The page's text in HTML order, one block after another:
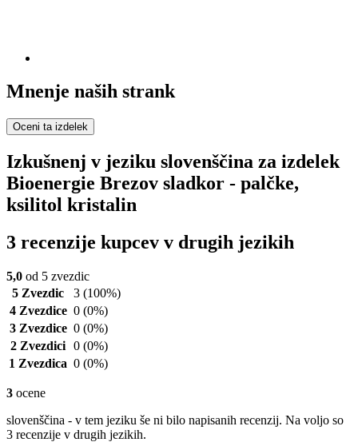
Mnenje naših strank
Oceni ta izdelek
Izkušnenj v jeziku slovenščina za izdelek
Bioenergie Brezov sladkor - palčke,
ksilitol kristalin
3 recenzije kupcev v drugih jezikih
5,0 od 5 zvezdic
5 Zvezdic
3 (100%)
4 Zvezdice 0 (0%)
3 Zvezdice 0 (0%)
2 Zvezdici 0 (0%)
1 Zvezdica 0 (0%)
3 ocene
slovenščina - v tem jeziku še ni bilo napisanih recenzij. Na voljo so
3 recenzije v drugih jezikih.